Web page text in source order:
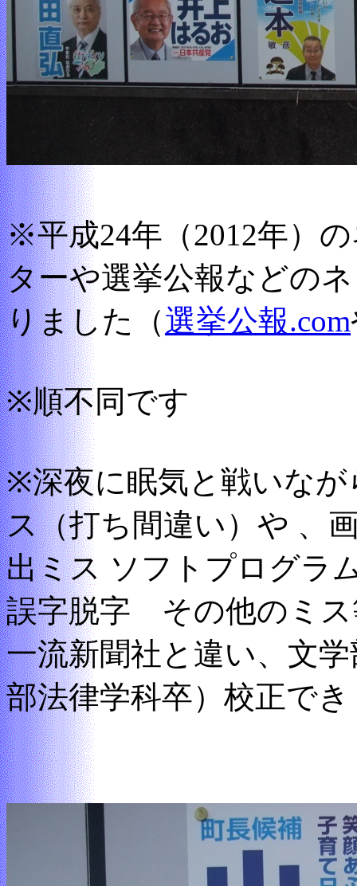
※平成24年（2012年）
ターや選挙公報などの
りました（選挙公報.com
※順不同です
※深夜に眠気と戦いな
ス（打ち間違い）や 、
出ミス ソフトプログラ
誤字脱字 その他のミス
一流新聞社と違い、文
部法律学科卒）校正で